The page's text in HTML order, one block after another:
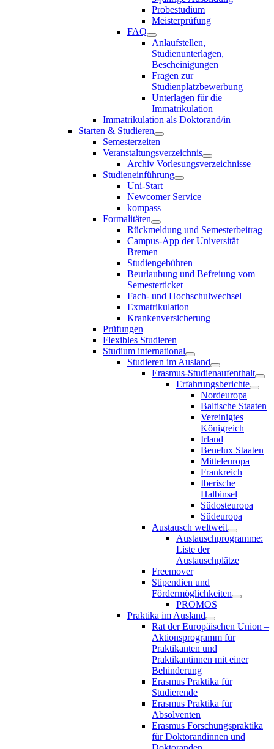
Probestudium
Meisterprüfung
FAQ
Anlaufstellen,
Studienunterlagen,
Bescheinigungen
Fragen zur
Studienplatzbewerbung
Unterlagen für die
Immatrikulation
Immatrikulation als Doktorand/in
Starten & Studieren
Semesterzeiten
Veranstaltungsverzeichnis
Archiv Vorlesungsverzeichnisse
Studieneinführung
Uni-Start
Newcomer Service
kompass
Formalitäten
Rückmeldung und Semesterbeitrag
Campus-App der Universität
Bremen
Studiengebühren
Beurlaubung und Befreiung vom
Semesterticket
Fach- und Hochschulwechsel
Exmatrikulation
Krankenversicherung
Prüfungen
Flexibles Studieren
Studium international
Studieren im Ausland
Erasmus-Studienaufenthalt
Erfahrungsberichte
Nordeuropa
Baltische Staaten
Vereinigtes
Königreich
Irland
Benelux Staaten
Mitteleuropa
Frankreich
Iberische
Halbinsel
Südosteuropa
Südeuropa
Austausch weltweit
Austauschprogramme:
Liste der
Austauschplätze
Freemover
Stipendien und
Fördermöglichkeiten
PROMOS
Praktika im Ausland
Rat der Europäischen Union –
Aktionsprogramm für
Praktikanten und
Praktikantinnen mit einer
Behinderung
Erasmus Praktika für
Studierende
Erasmus Praktika für
Absolventen
Erasmus Forschungspraktika
für Doktorandinnen und